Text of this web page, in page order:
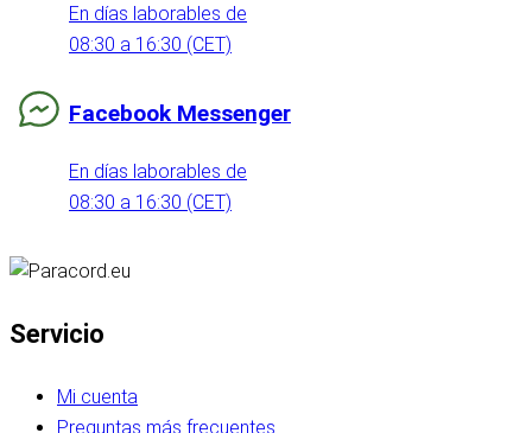
En días laborables de
08:30 a 16:30 (CET)
Facebook Messenger
En días laborables de
08:30 a 16:30 (CET)
Servicio
Mi cuenta
Preguntas más frecuentes